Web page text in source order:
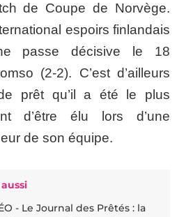
de Coupe de Norvège.
espoirs finlandais
passe décisive le 18
(2-2). C’est d’ailleurs
prêt qu’il a été le plus
d’être élu lors d’une
de son équipe.
- Le Journal des Prêtés : la